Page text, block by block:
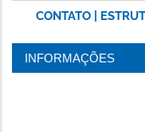
CONTATO |
INFORMAÇÕES